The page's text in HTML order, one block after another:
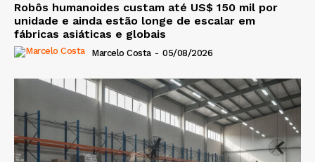
Robôs humanoides custam até US$ 150 mil por
unidade e ainda estão longe de escalar em
fábricas asiáticas e globais
Marcelo Costa - 05/08/2026